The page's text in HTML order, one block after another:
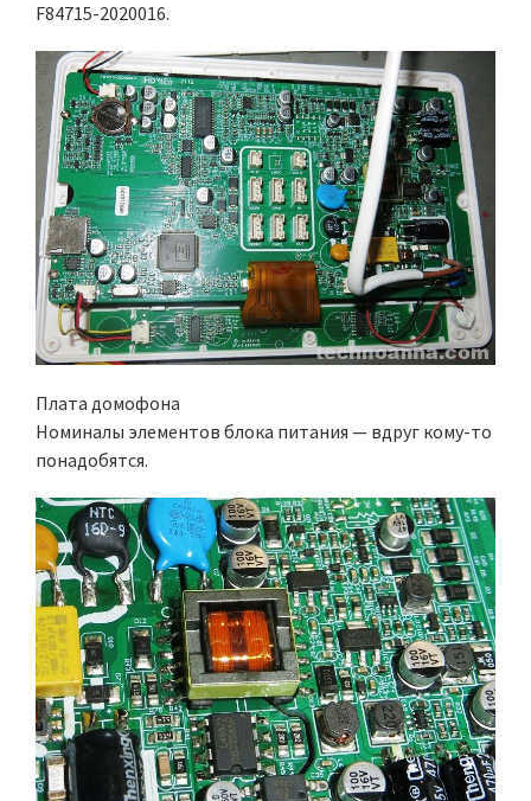
F84715-2020016.
Плата домофона
Номиналы элементов блока питания — вдруг кому-то
понадобятся.